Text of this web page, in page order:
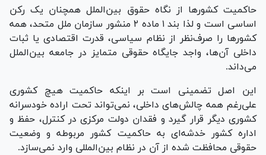
حاکمیت کشور‌ها از نگاه حقوق بین‌الملل همچنان یک رکن
اساسی است و لذا بند ۱ ماده ۲ منشور سازمان ملل متحد، همه
کشور‌ها را صرف‌نظر از نظام سیاسی، قدرت اقتصادی یا ثبات
داخلی آن‌ها، واجد جایگاه حقوقی متمایز در جامعه بین‌الملل
می‌داند.
این اصل تضمینی است بر اینکه حاکمیت هیچ کشوری
علی‌رغم همه چالش‌های داخلی، نمی‌تواند تحت اراده خودسرانه
کشوری دیگر قرار گیرد و فقدان دولت مرکزی در کنترل، حفظ و
اداره کشور خدشه‌ای به حاکمیت کشور مربوطه و وضعیت
حقوقی محافظت شده از آن در نظام بین‌المللی وارد نمی‌سازد.